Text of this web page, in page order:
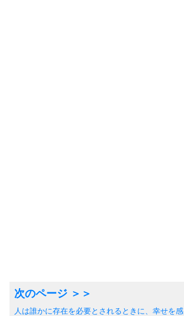
人は誰かに存在を必要とされるときに、幸せを感